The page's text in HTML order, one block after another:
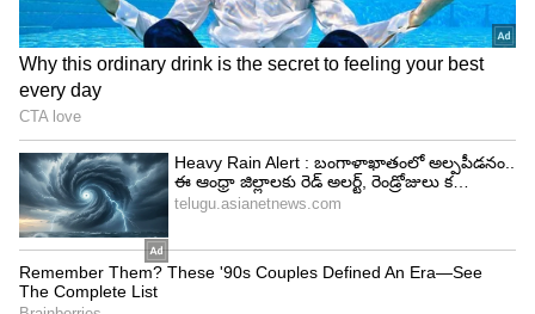
భారతీయ ఆహార అలవాట్లను దృష్టిలో పెట్టుకుని ఈ
ఎలక్ట్రిక్ లంచ్ బాక్స్‌ను రూపొందించారు. దాల్ రైస్,
కూరలు, రోటీలు, పులావ్, ఖిచ్డీ, నూడుల్స్, ఓట్స్ వంటి అనేక
రకాల వంటకాలను ఇందులో సులభంగా వేడి చేసుకోవచ్చు.
గ్రేవీ ఎక్కువగా ఉండే కూరలు లేదా సూప్‌లను కూడా
ఎలాంటి సమస్య లేకుండా తీసుకెళ్లవచ్చు. దీంతో ఇంటి
భోజనాన్ని ఎక్కడ ఉన్నా వేడిగా ఆస్వాదించే అవకాశం
లభిస్తుంది.